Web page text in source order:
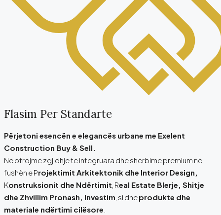
Flasim Per Standarte
Përjetoni esencën e elegancës urbane me Exelent
Construction Buy & Sell.
Ne ofrojmë zgjidhje të integruara dhe shërbime premium në
fushën e Projektimit Arkitektonik dhe Interior Design,
Konstruksionit dhe Ndërtimit , Real Estate Blerje, Shitje
dhe Zhvillim Pronash, Investim , si dheprodukte dhe
materiale ndërtimi cilësore